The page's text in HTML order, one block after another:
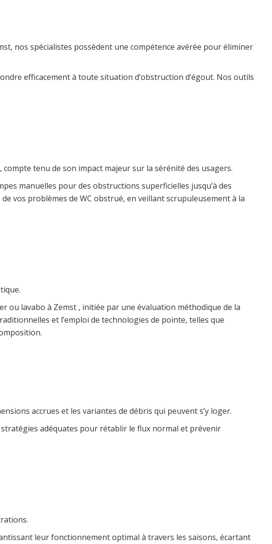
nos spécialistes possèdent une compétence avérée pour éliminer
efficacement à toute situation d’obstruction d’égout. Nos outils
tenu de son impact majeur sur la sérénité des usagers.
manuelles pour des obstructions superficielles jusqu’à des
vos problèmes de WC obstrué, en veillant scrupuleusement à la
ou lavabo à Zemst , initiée par une évaluation méthodique de la
et l’emploi de technologies de pointe, telles que
accrues et les variantes de débris qui peuvent s’y loger.
adéquates pour rétablir le flux normal et prévenir
leur fonctionnement optimal à travers les saisons, écartant